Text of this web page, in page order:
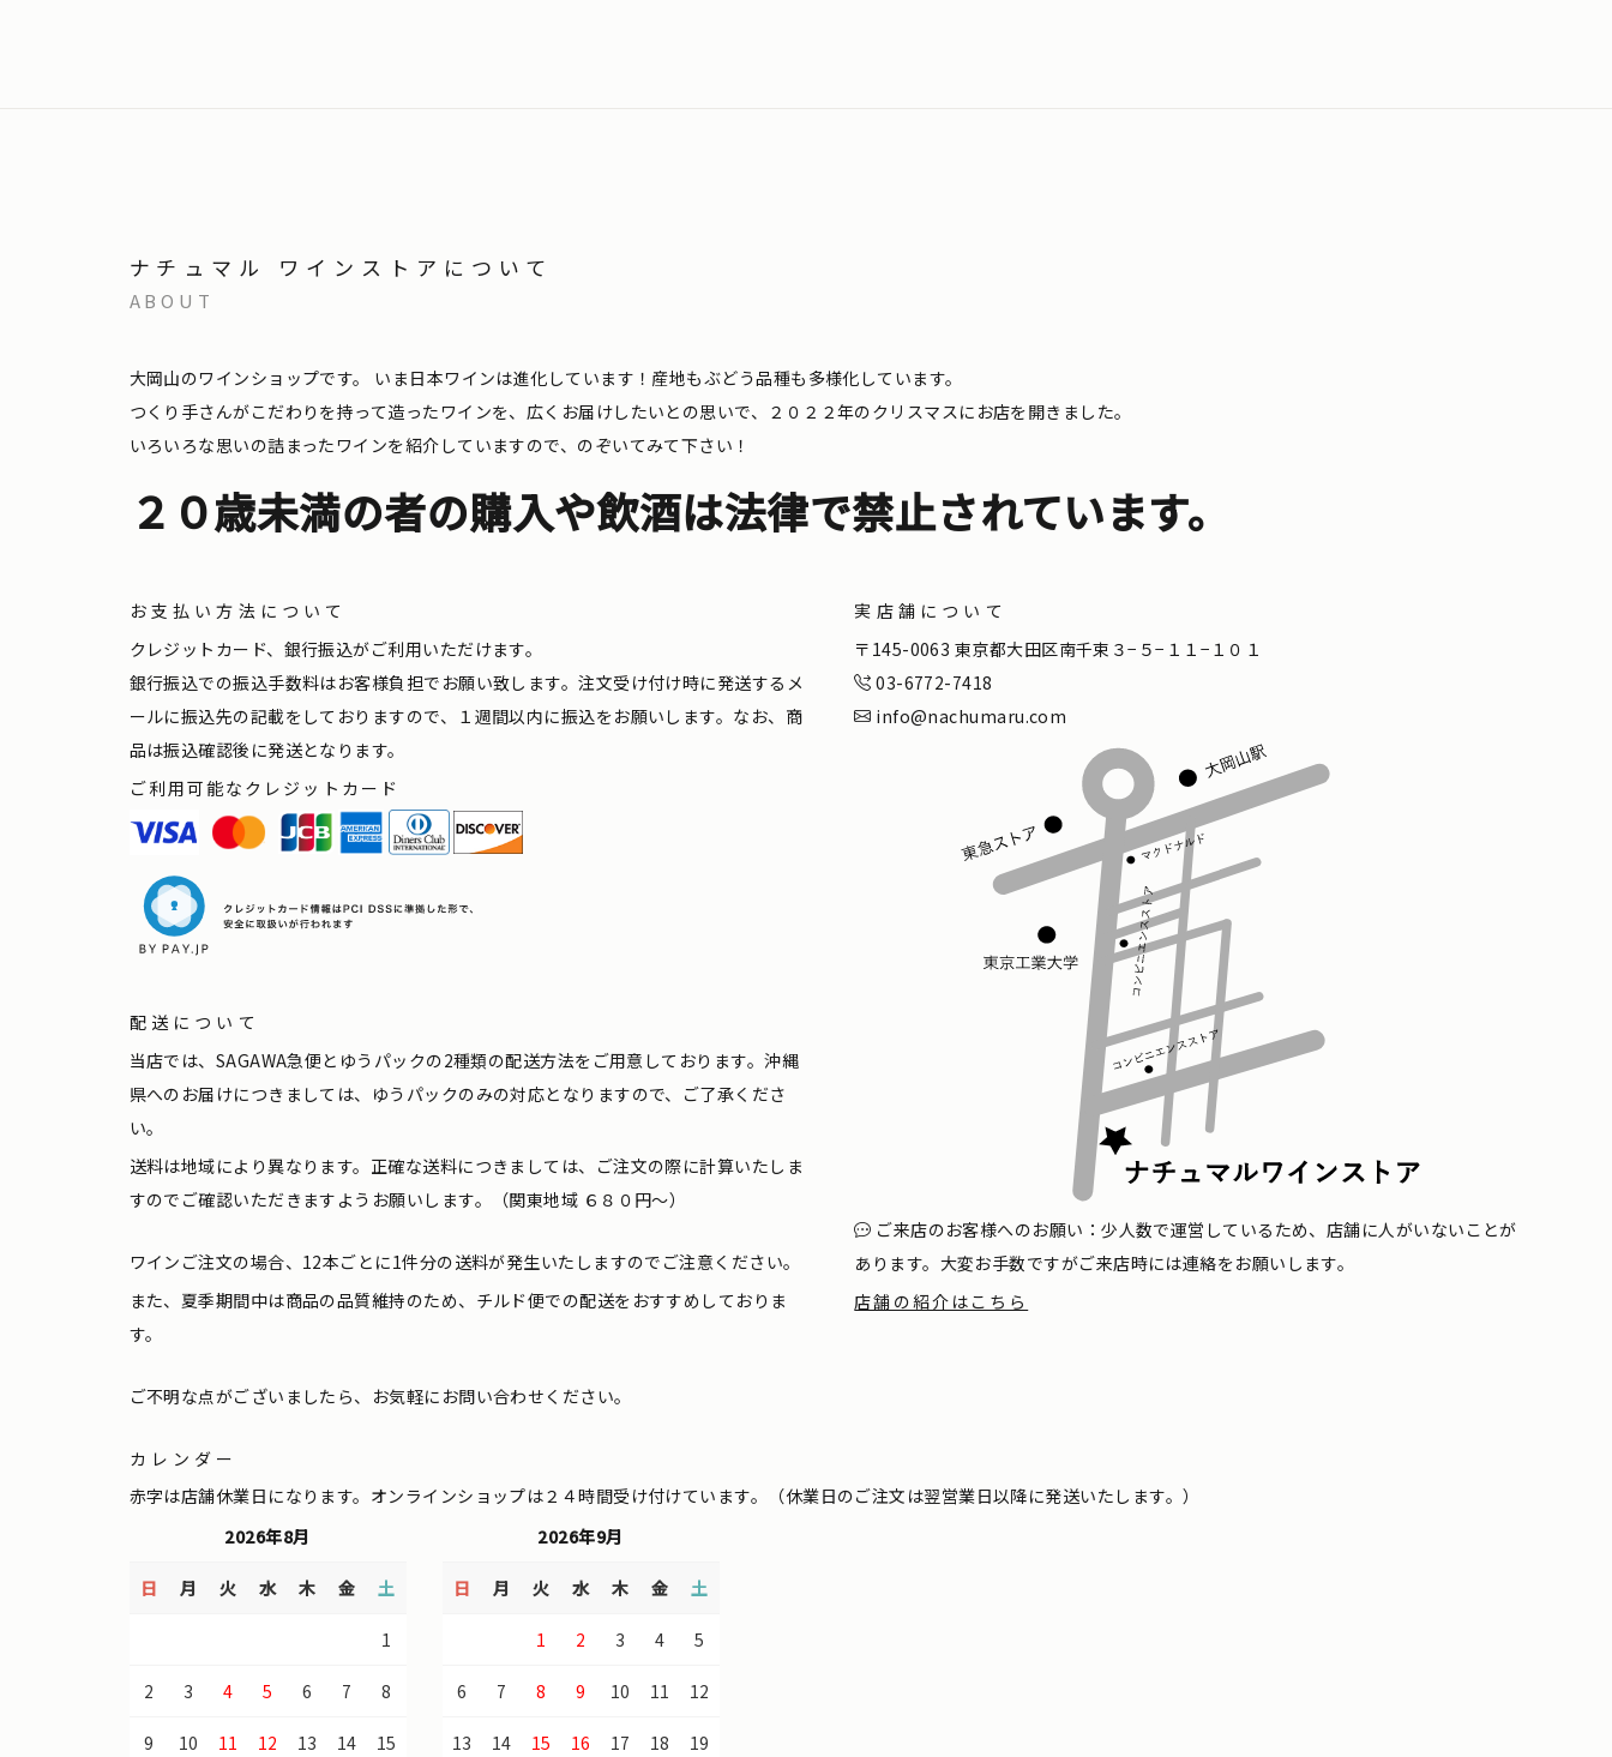
ナチュマル ワインストアについて
ABOUT
大岡山のワインショップです。
いま日本ワインは進化しています！産地もぶどう品種も多様化しています。
つくり手さんがこだわりを持って造ったワインを、広くお届けしたいとの思いで、２０２２年のクリスマスにお店を開きました。
いろいろな思いの詰まったワインを紹介していますので、のぞいてみて下さい！
２０歳未満の者の購入や飲酒は法律で禁止されています。
お支払い方法について
クレジットカード、銀行振込がご利用いただけます。
銀行振込での振込手数料はお客様負担でお願い致します。注文受け付け時に発送するメ
ールに振込先の記載をしておりますので、１週間以内に振込をお願いします。なお、商
品は振込確認後に発送となります。
ご利用可能なクレジットカード
配送について
当店では、SAGAWA急便とゆうパックの2種類の配送方法をご用意しております。沖縄
県へのお届けにつきましては、ゆうパックのみの対応となりますので、ご了承くださ
い。
送料は地域により異なります。正確な送料につきましては、ご注文の際に計算いたしま
すのでご確認いただきますようお願いします。（関東地域 ６８０円〜）
ワインご注文の場合、12本ごとに1件分の送料が発生いたしますのでご注意ください。
また、夏季期間中は商品の品質維持のため、チルド便での配送をおすすめしておりま
す。
ご不明な点がございましたら、お気軽にお問い合わせください。
実店舗について
〒145-0063 東京都大田区南千束３−５−１１−１０１
03-6772-7418
info@nachumaru.com
ご来店のお客様へのお願い：少人数で運営しているため、店舗に人がいないことが
あります。大変お手数ですがご来店時には連絡をお願いします。
店舗の紹介はこちら
カレンダー
赤字は店舗休業日になります。オンラインショップは２４時間受け付けています。（休業日のご注文は翌営業日以降に発送いたします。）
2026年8月
日 月 火 水 木 金 土
1
2 3 4 5 6 7 8
9 10 11 12 13 14 15
2026年9月
日 月 火 水 木 金 土
1 2 3 4 5
6 7 8 9 10 11 12
13 14 15 16 17 18 19